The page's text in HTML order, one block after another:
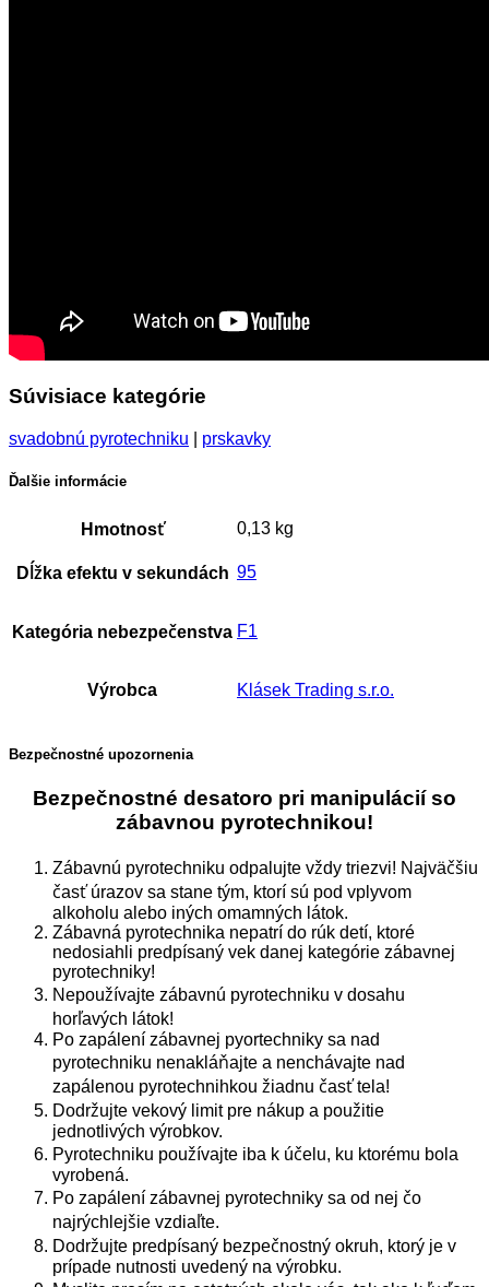
Súvisiace kategórie
svadobnú pyrotechniku prskavky
Ďalšie informácie
Hmotnosť 0,13 kg
Dĺžka efektu v sekundách 95
Kategória nebezpečenstva F1
Výrobca Klásek Trading s.r.o.
Bezpečnostné upozornenia
Bezpečnostné desatoro pri manipulácií so
zábavnou pyrotechnikou!
Zábavnú pyrotechniku odpalujte vždy triezvi! Najväčšiu
časť úrazov sa stane tým, ktorí sú pod vplyvom
alkoholu alebo iných omamných látok.
Zábavná pyrotechnika nepatrí do rúk detí, ktoré
nedosiahli predpísaný vek danej kategórie zábavnej
pyrotechniky!
Nepoužívajte zábavnú pyrotechniku v dosahu
horľavých látok!
Po zapálení zábavnej pyortechniky sa nad
pyrotechniku nenakláňajte a nenchávajte nad
zapálenou pyrotechnihkou žiadnu časť tela!
Dodržujte vekový limit pre nákup a použitie
jednotlivých výrobkov.
Pyrotechniku používajte iba k účelu, ku ktorému bola
vyrobená.
Po zapálení zábavnej pyrotechniky sa od nej čo
najrýchlejšie vzdiaľte.
Dodržujte predpísaný bezpečnostný okruh, ktorý je v
prípade nutnosti uvedený na výrobku.